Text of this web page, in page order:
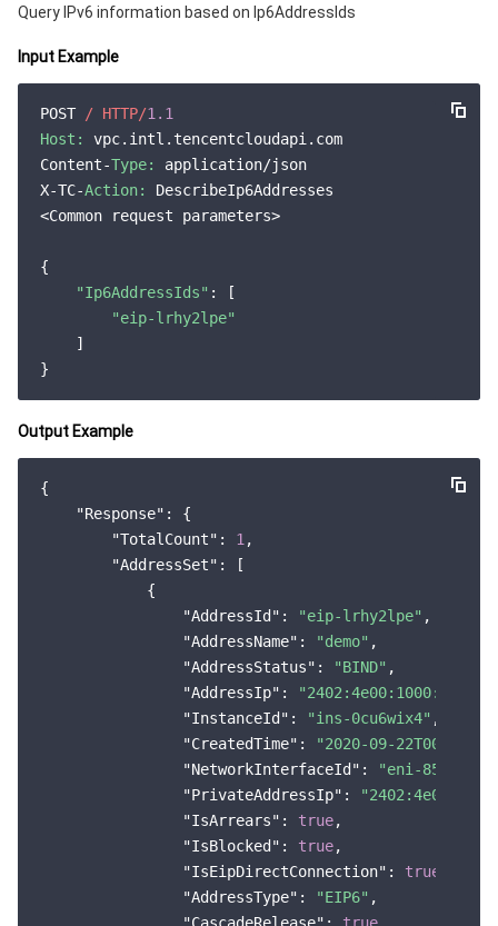
Query IPv6 information based on Ip6AddressIds
Input Example
POST / HTTP/1.1
Host:
vpc.intl.tencentcloudapi.com
Content-Type:
application/json
X-TC-Action:
DescribeIp6Addresses
<Common request parameters>
{
"Ip6AddressIds" : [
"eip-lrhy2lpe"
    ]
Output Example
{
"Response" : {
"TotalCount" : 1 ,
"AddressSet" : [
            {
"AddressId" : "eip-lrhy2lpe" ,
"AddressName" : "demo" ,
"AddressStatus" : "BIND" ,
"AddressIp" :
"InstanceId" : "ins-0cu6wix4" ,
"CreatedTime" :
"2020-09-
"NetworkInterfaceId" :
"eni-
"PrivateAddressIp" :
"IsArrears" : true,
"IsBlocked" : true,
"IsEipDirectConnection" : true
"AddressType" : "EIP6" ,